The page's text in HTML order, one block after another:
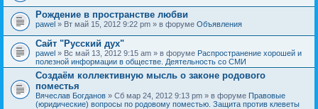
Рождение в пространстве любви
pawel » Вт май 15, 2012 9:22 pm » в форуме Объявления
Сайт "Русский дух"
pawel » Вс май 13, 2012 9:15 am » в форуме Распространение хорошей и
полезной информации в обществе. Деятельность со СМИ
Создаём коллективную мысль о законе родового
поместья
Вячеслав Богданов » Сб мар 24, 2012 9:13 pm » в форуме Правовые
(юридические) вопросы по родовому поместью. Защита против клеветы